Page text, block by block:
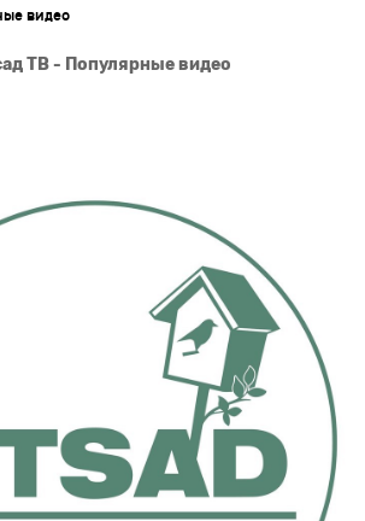
видео
ТВ - Популярные видео